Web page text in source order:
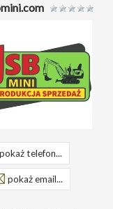
pokaż telefon...
pokaż email...